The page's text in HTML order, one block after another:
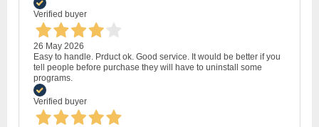
Verified buyer
26 May 2026
Easy to handle. Prduct ok. Good service. It would be better if you
tell people before purchase they will have to uninstall some
programs.
Verified buyer